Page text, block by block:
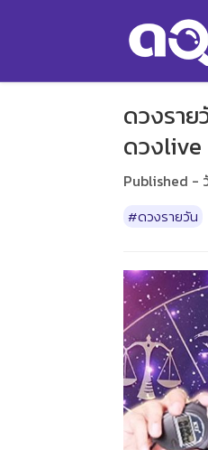
ดวงรา
ดวงlive
Published -
#ดวงรายวัน